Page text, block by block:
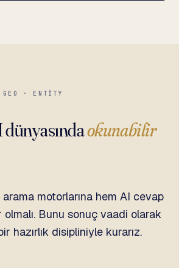
· ENTITY
okunabilir
motorlarına hem AI cevap
olmalı. Bunu sonuç vaadi olarak
hazırlık disipliniyle kurarız.